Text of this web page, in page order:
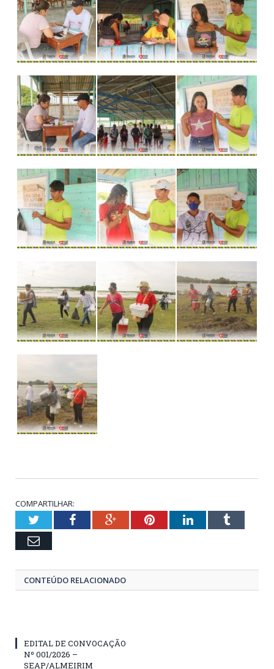
COMPARTILHAR:
TwitterFacebookGoogle+PinterestLinkedInTumblr
Email
CONTEÚDO RELACIONADO
EDITAL DE CONVOCAÇÃO
Nº 001/2026 –
SEAP/ALMEIRIM